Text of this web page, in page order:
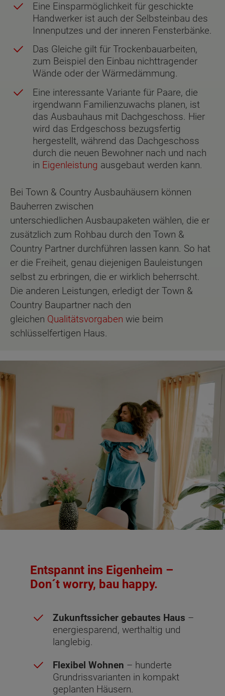
Eine Einsparmöglichkeit für geschickte
Handwerker ist auch der Selbsteinbau des
Innenputzes und der inneren Fensterbänke.
Das Gleiche gilt für Trockenbauarbeiten,
zum Beispiel den Einbau nichttragender
Wände oder der Wärmedämmung.
Eine interessante Variante für Paare, die
irgendwann Familienzuwachs planen, ist
das Ausbauhaus mit Dachgeschoss. Hier
wird das Erdgeschoss bezugsfertig
hergestellt, während das Dachgeschoss
durch die neuen Bewohner nach und nach
in Eigenleistung ausgebaut werden kann.
Bei Town & Country Ausbauhäusern können
Bauherren zwischen
unterschiedlichen Ausbaupaketen wählen, die er
zusätzlich zum Rohbau durch den Town &
Country Partner durchführen lassen kann. So hat
er die Freiheit, genau diejenigen Bauleistungen
selbst zu erbringen, die er wirklich beherrscht.
Die anderen Leistungen, erledigt der Town &
Country Baupartner nach den
gleichen Qualitätsvorgaben wie beim
schlüsselfertigen Haus.
Entspannt ins Eigenheim –
Don´t worry, bau happy.
Zukunftssicher gebautes Haus –
energiesparend, werthaltig und
langlebig.
Flexibel Wohnen – hunderte
Grundrissvarianten in kompakt
geplanten Häusern.